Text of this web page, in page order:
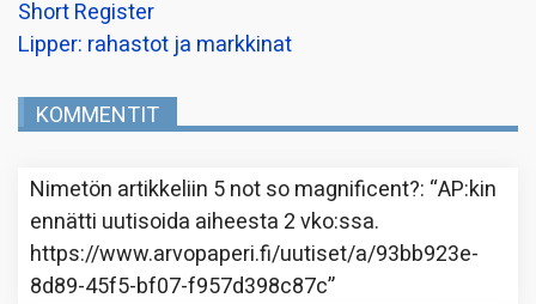
Short Register
Lipper: rahastot ja markkinat
KOMMENTIT
Nimetön artikkeliin 5 not so magnificent?: “AP:kin
ennätti uutisoida aiheesta 2 vko:ssa.
https://www.arvopaperi.fi/uutiset/a/93bb923e-
8d89-45f5-bf07-f957d398c87c”